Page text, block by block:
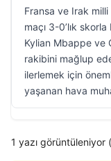
Fransa ve Irak milli
maçı 3-0’lık
Kylian Mbappe ve
rakibini mağlup
ilerlemek için
yaşanan hava
1 yazı görüntüleniyor